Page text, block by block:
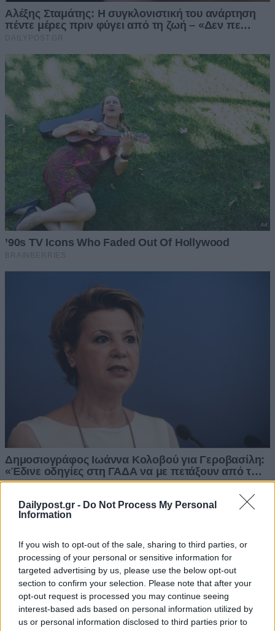
Dailypost.gr - Do Not Process My Personal
Information
If you wish to opt-out of the sale, sharing to third parties, or
processing of your personal or sensitive information for
targeted advertising by us, please use the below opt-out
section to confirm your selection. Please note that after your
opt-out request is processed you may continue seeing
interest-based ads based on personal information utilized by
us or personal information disclosed to third parties prior to